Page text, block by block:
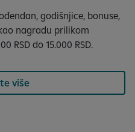
godišnjice, bonuse,
nagradu prilikom
RSD do 15.000 RSD.
više